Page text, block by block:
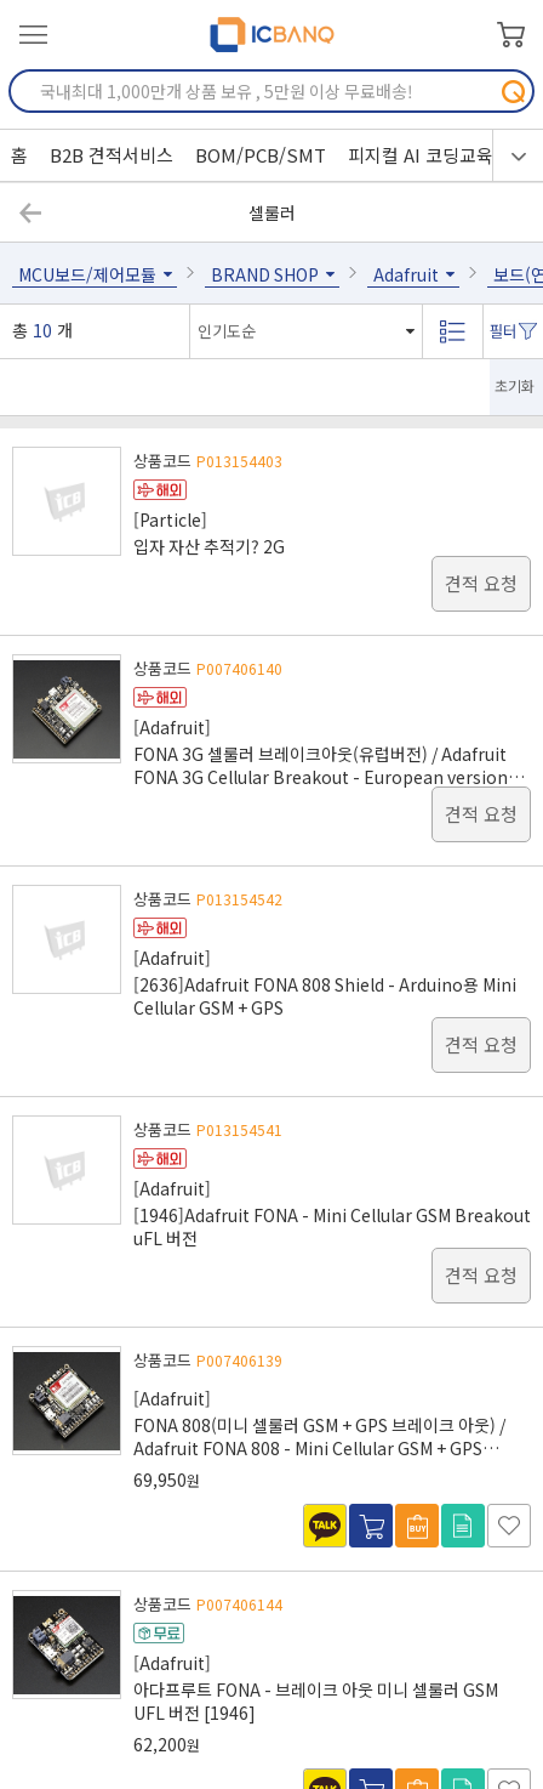
홈 B2B 견적서비스 BOM/PCB/SMT 피지컬 AI 코딩교육
셀룰러
MCU보드/제어모듈 BRAND SHOP Adafruit 보드(
총 10 개
초기화
상품코드 P013154403
[Particle]
입자 자산 추적기? 2G
견적 요청
상품코드 P007406140
[Adafruit]
FONA 3G 셀룰러 브레이크아웃(유럽버전) / Adafruit
FONA 3G Cellular Breakout - European version
견적 요청
상품코드 P013154542
[Adafruit]
[2636]Adafruit FONA 808 Shield - Arduino용 Mini
Cellular GSM + GPS
견적 요청
상품코드 P013154541
[Adafruit]
[1946]Adafruit FONA - Mini Cellular GSM Breakout
uFL 버전
견적 요청
상품코드 P007406139
[Adafruit]
FONA 808(미니 셀룰러 GSM + GPS 브레이크 아웃) /
Adafruit FONA 808 - Mini Cellular GSM + GPS
Breakout [2542]
69,950원
상품코드 P007406144
[Adafruit]
아다프루트 FONA - 브레이크 아웃 미니 셀룰러 GSM
UFL 버전 [1946]
62,200원